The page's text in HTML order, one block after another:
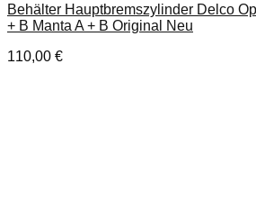
Behälter Hauptbremszylinder Delco
+ B Manta A + B Original Neu
110,00 €